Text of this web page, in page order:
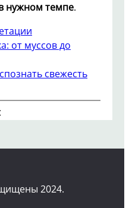
нужном темпе.
от муссов до
свежесть
2024.